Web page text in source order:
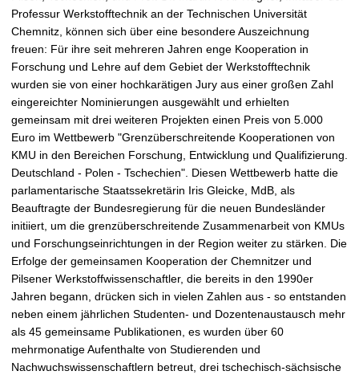
r
g
r
ö
ß
e
r
n
Professur Werkstofftechnik an der Technischen Universität
Chemnitz, können sich über eine besondere Auszeichnung
freuen: Für ihre seit mehreren Jahren enge Kooperation in
Forschung und Lehre auf dem Gebiet der Werkstofftechnik
wurden sie von einer hochkarätigen Jury aus einer großen Zahl
eingereichter Nominierungen ausgewählt und erhielten
gemeinsam mit drei weiteren Projekten einen Preis von 5.000
Euro im Wettbewerb "Grenzüberschreitende Kooperationen von
KMU in den Bereichen Forschung, Entwicklung und Qualifizierung.
Deutschland - Polen - Tschechien". Diesen Wettbewerb hatte die
parlamentarische Staatssekretärin Iris Gleicke, MdB, als
Beauftragte der Bundesregierung für die neuen Bundesländer
initiiert, um die grenzüberschreitende Zusammenarbeit von KMUs
und Forschungseinrichtungen in der Region weiter zu stärken. Die
Erfolge der gemeinsamen Kooperation der Chemnitzer und
Pilsener Werkstoffwissenschaftler, die bereits in den 1990er
Jahren begann, drücken sich in vielen Zahlen aus - so entstanden
neben einem jährlichen Studenten- und Dozentenaustausch mehr
als 45 gemeinsame Publikationen, es wurden über 60
mehrmonatige Aufenthalte von Studierenden und
Nachwuchswissenschaftlern betreut, drei tschechisch-sächsische